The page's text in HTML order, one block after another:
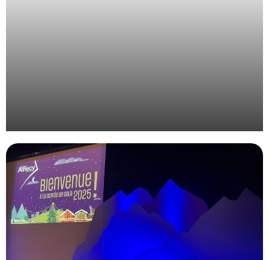
Organisation de l’évènement des étudiants de
l’EdILB à Montpellier